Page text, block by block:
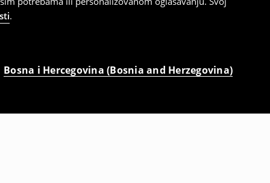
.
Bosna i Hercegovina (Bosnia and Herzegovina)